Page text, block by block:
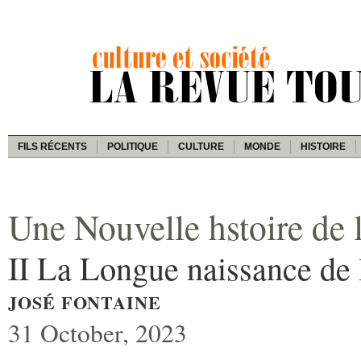
FILS RÉCENTS POLITIQUE CULTURE MONDE HISTOIRE
Une Nouvelle hstoire
II La Longue naissance
JOSÉ FONTAINE
31 October, 2023